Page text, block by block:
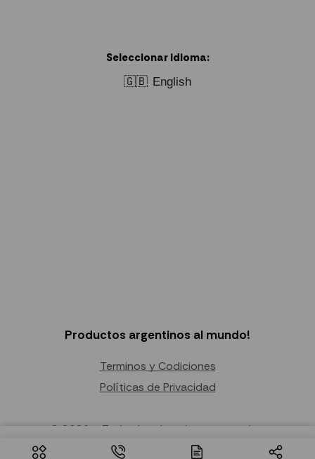
$29.71 169.05
Seleccionar
Seleccionar idioma:
🇬🇧 English
Productos argentinos al mundo!
Terminos y Codiciones
Políticas de Privacidad
© 2026 – Todos los derechos reservados.